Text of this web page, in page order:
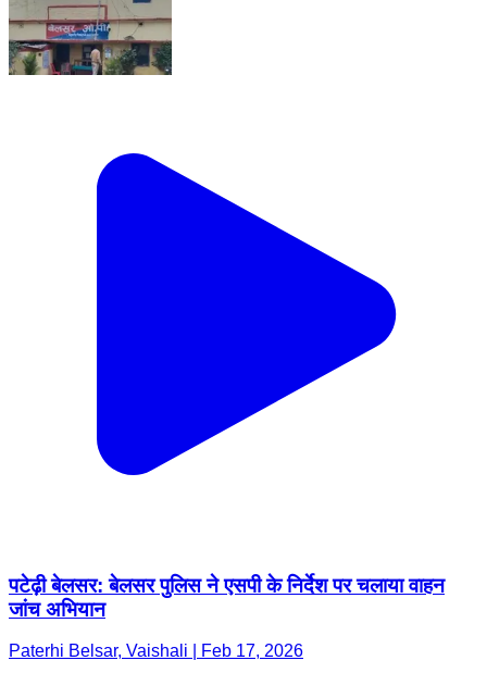
पटेढ़ी बेलसर: बेलसर पुलिस ने एसपी के निर्देश पर चलाया वाहन
जांच अभियान
Paterhi Belsar, Vaishali | Feb 17, 2026